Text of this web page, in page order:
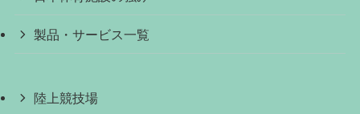
製品・サービス一覧
陸上競技場